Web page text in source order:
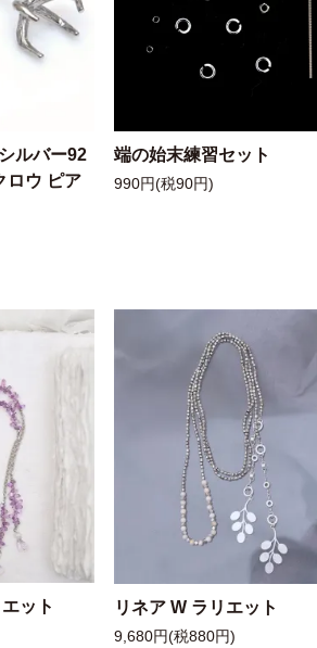
ルバー92
ロウ ピア
端の始末練習セット
990円(税90円)
ット リネア W ラリエット
9,680円(税880円)